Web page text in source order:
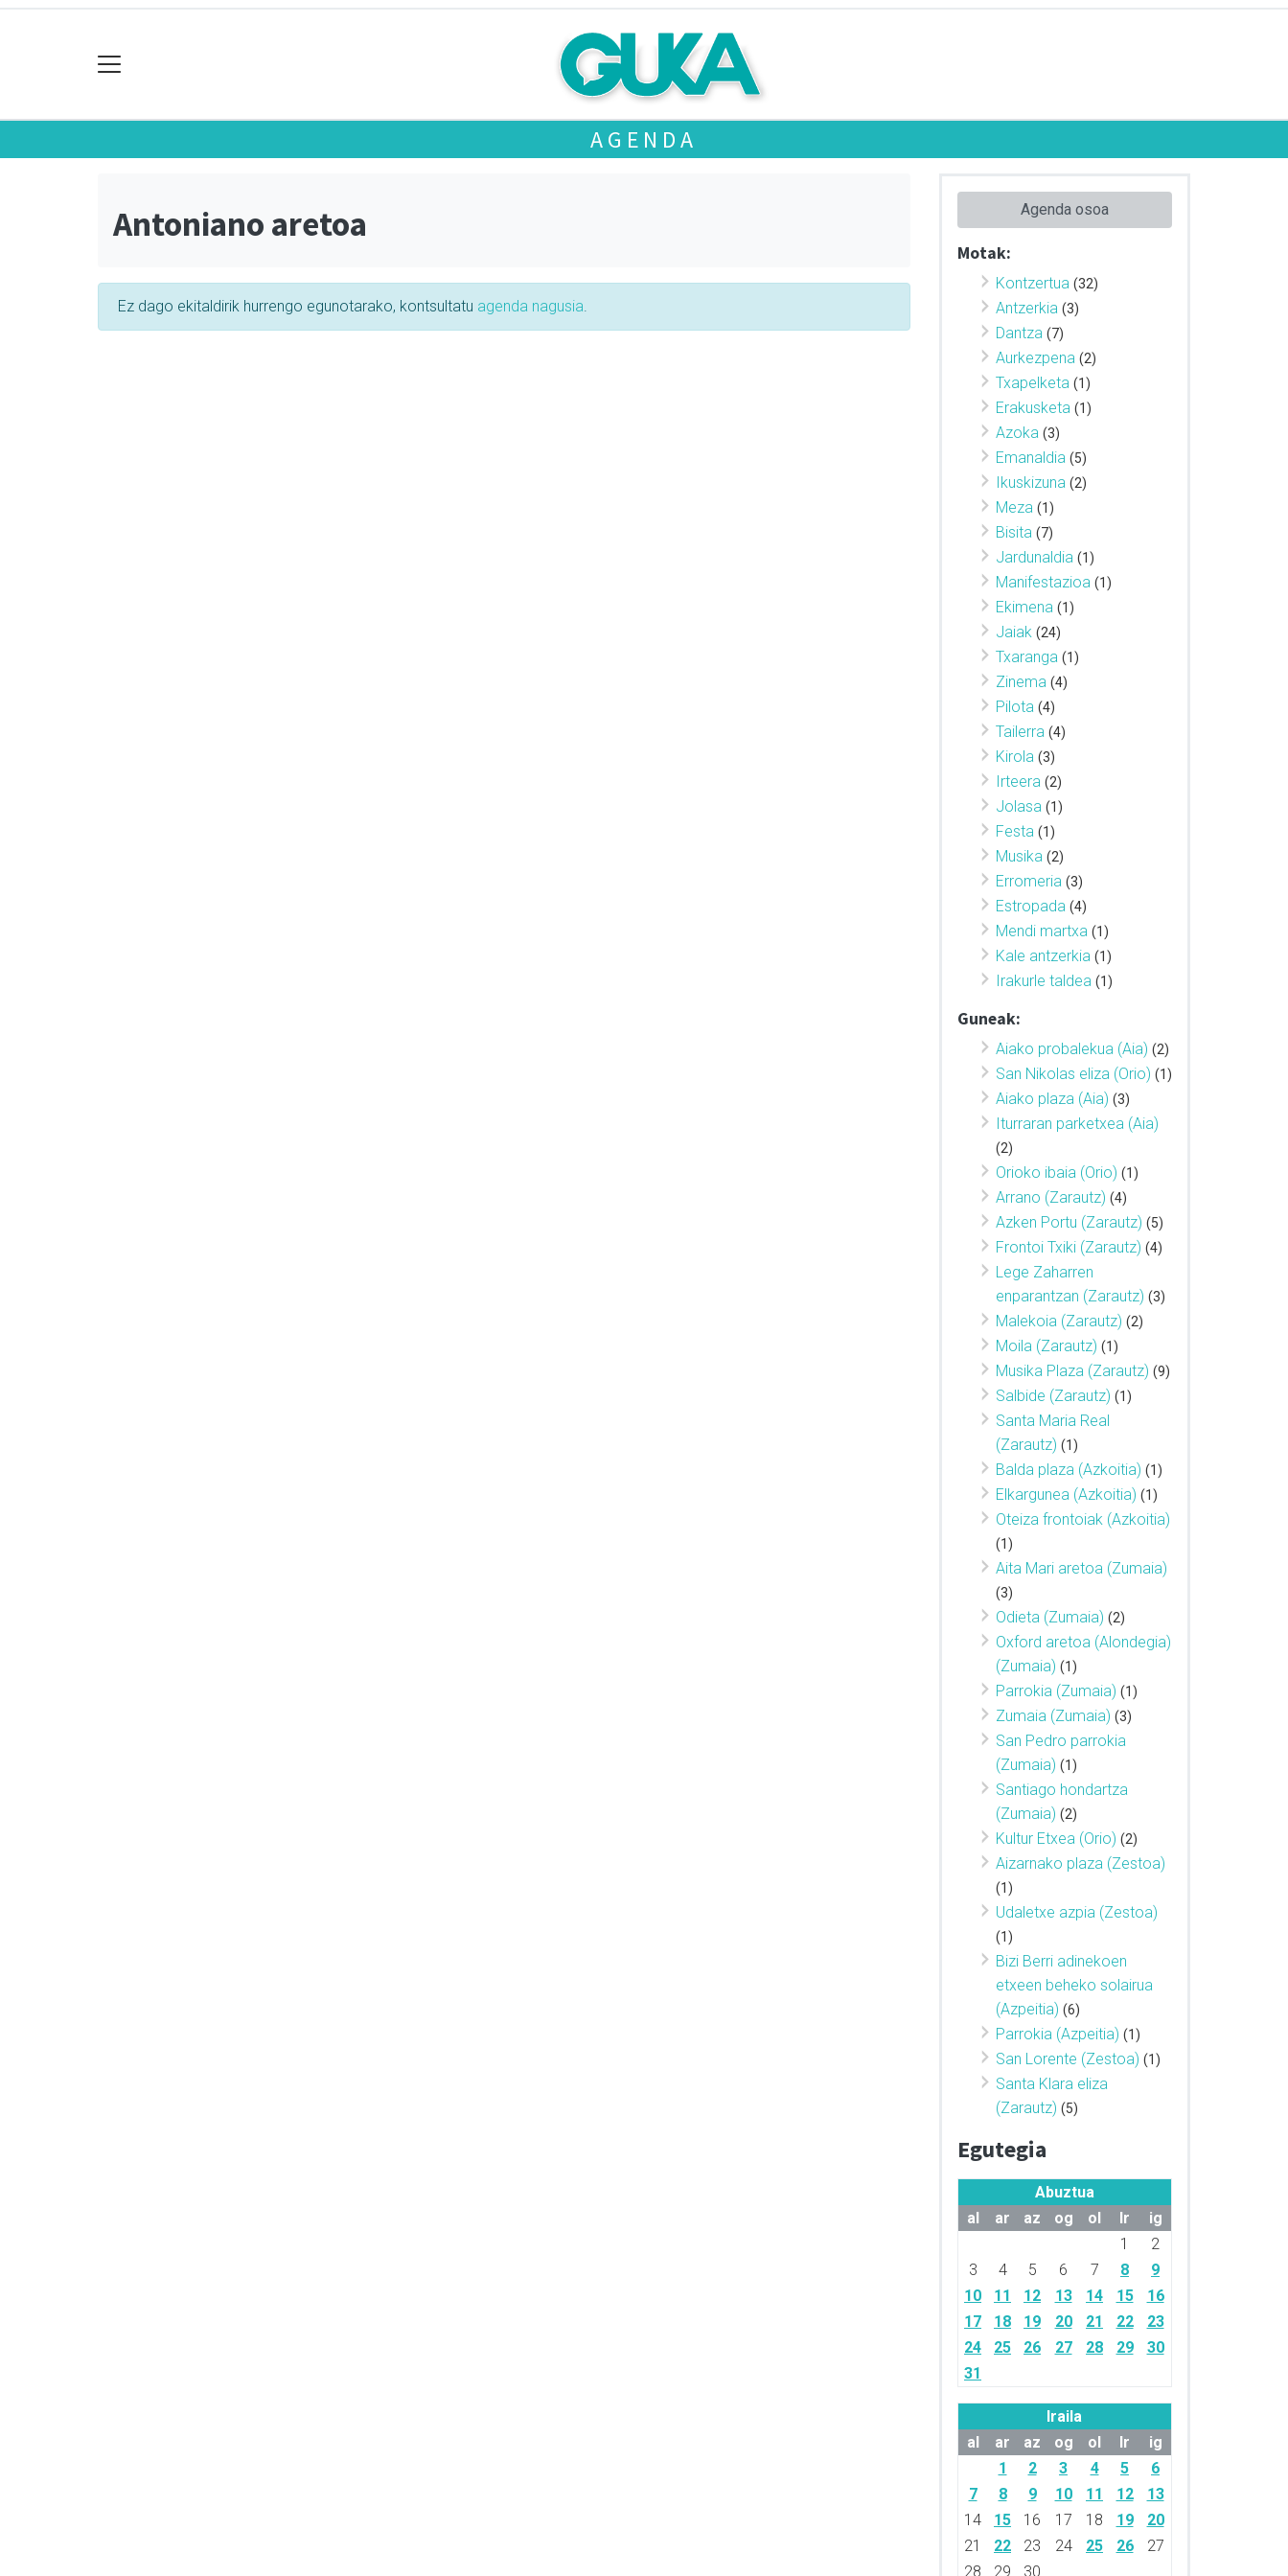
AGENDA
Antoniano aretoa
Ez dago ekitaldirik hurrengo egunotarako, kontsultatu agenda nagusia.
Agenda osoa
Motak:
Kontzertua (32)
Antzerkia (3)
Dantza (7)
Aurkezpena (2)
Txapelketa (1)
Erakusketa (1)
Azoka (3)
Emanaldia (5)
Ikuskizuna (2)
Meza (1)
Bisita (7)
Jardunaldia (1)
Manifestazioa (1)
Ekimena (1)
Jaiak (24)
Txaranga (1)
Zinema (4)
Pilota (4)
Tailerra (4)
Kirola (3)
Irteera (2)
Jolasa (1)
Festa (1)
Musika (2)
Erromeria (3)
Estropada (4)
Mendi martxa (1)
Kale antzerkia (1)
Irakurle taldea (1)
Guneak:
Aiako probalekua (Aia) (2)
San Nikolas eliza (Orio) (1)
Aiako plaza (Aia) (3)
Iturraran parketxea (Aia)
(2)
Orioko ibaia (Orio) (1)
Arrano (Zarautz) (4)
Azken Portu (Zarautz) (5)
Frontoi Txiki (Zarautz) (4)
Lege Zaharren
enparantzan (Zarautz) (3)
Malekoia (Zarautz) (2)
Moila (Zarautz) (1)
Musika Plaza (Zarautz) (9)
Salbide (Zarautz) (1)
Santa Maria Real
(Zarautz) (1)
Balda plaza (Azkoitia) (1)
Elkargunea (Azkoitia) (1)
Oteiza frontoiak (Azkoitia)
(1)
Aita Mari aretoa (Zumaia)
(3)
Odieta (Zumaia) (2)
Oxford aretoa (Alondegia)
(Zumaia) (1)
Parrokia (Zumaia) (1)
Zumaia (Zumaia) (3)
San Pedro parrokia
(Zumaia) (1)
Santiago hondartza
(Zumaia) (2)
Kultur Etxea (Orio) (2)
Aizarnako plaza (Zestoa)
(1)
Udaletxe azpia (Zestoa)
(1)
Bizi Berri adinekoen
etxeen beheko solairua
(Azpeitia) (6)
Parrokia (Azpeitia) (1)
San Lorente (Zestoa) (1)
Santa Klara eliza
(Zarautz) (5)
Egutegia
Abuztua
al
ar az og ol lr
ig
1
2
3
4 5 6 7 8
9
10
11 12 13 14 15
16
17
18 19 20 21 22
23
24
25 26 27 28 29
30
31
Iraila
al
ar az og ol lr
ig
1
2 3 4 5
6
7
8 9 10 11 12
13
14
15 16 17 18 19
20
21
22 23 24 25 26
27
28
29 30